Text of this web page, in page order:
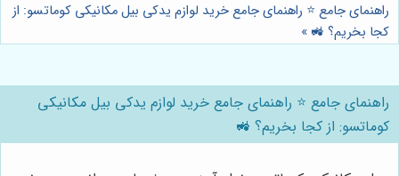
راهنمای جامع ⭐️ راهنمای جامع خرید لوازم یدکی بیل مکانیکی کوماتسو: از
کجا بخریم؟ 🚜 »
راهنمای جامع ⭐️ راهنمای جامع خرید لوازم یدکی بیل مکانیکی
کوماتسو: از کجا بخریم؟ 🚜